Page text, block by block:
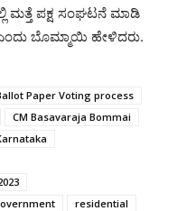
ಮತ್ತೆ ಪಕ್ಷ ಸಂಘಟನೆ ಮಾಡಿ
ಬೊಮ್ಮಾಯಿ ಹೇಳಿದರು.
Paper Voting process
CM Basavaraja Bommai
residential